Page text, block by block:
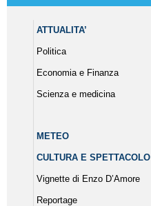
ATTUALITA’
Politica
Economia e Finanza
Scienza e medicina
METEO
CULTURA E SPETTACOLO
Vignette di Enzo D’Amore
Reportage